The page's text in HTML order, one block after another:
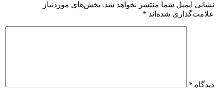
نشانی ایمیل شما منتشر نخواهد شد. بخش‌های موردنیاز
علامت‌گذاری شده‌اند *
دیدگاه *